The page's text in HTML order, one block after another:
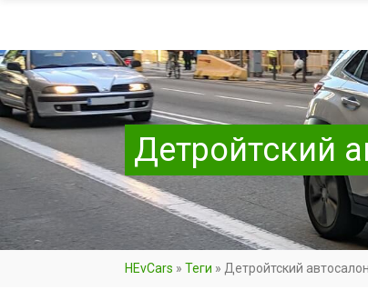
Детройтский
HEvCars » Теги » Детройтский